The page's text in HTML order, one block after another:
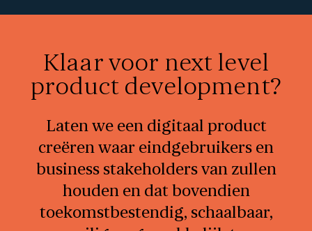
Klaar voor next level
product development?
Laten we een digitaal product
creëren waar eindgebruikers en
business stakeholders van zullen
houden en dat bovendien
toekomstbestendig, schaalbaar,